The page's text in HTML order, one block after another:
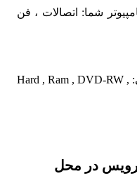
شما: اتصالات ، فن
تعویض یا ارتقاء قطعات جانبی: Hard , Ram , DVD-RW ,
در محل